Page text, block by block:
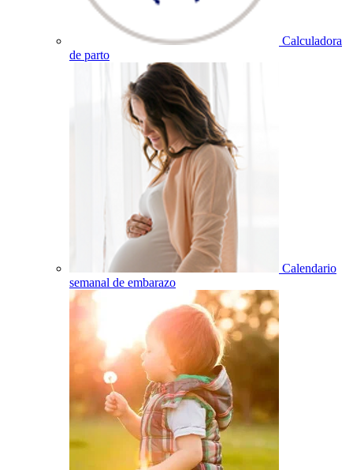
Calculadora
de parto
Calendario
semanal de embarazo